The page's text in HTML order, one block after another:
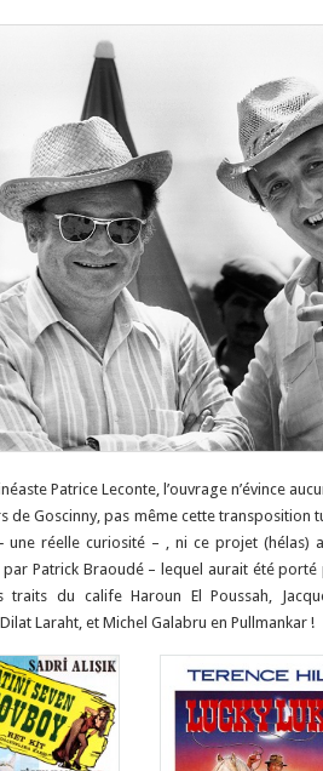
Patrice Leconte, l’ouvrage n’évince
de Goscinny, pas même cette transposition
une réelle curiosité – , ni ce projet (hélas)
Patrick Braoudé – lequel aurait été
traits du calife Haroun El Poussah,
Laraht, et Michel Galabru en Pullmankar !